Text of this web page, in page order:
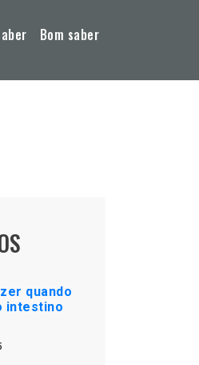
Bom saber
quando
intestino